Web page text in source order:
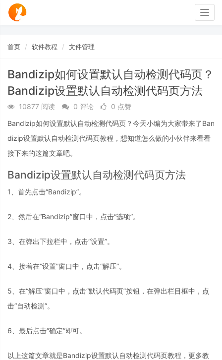
首页 软件教程 文件管理
Bandizip如何设置默认自动检测代码页？
Bandizip设置默认自动检测代码页方法
10877 阅读 0 评论
0 点赞
Bandizip如何设置默认自动检测代码页？今天小编为大家带来了Ban
dizip设置默认自动检测代码页教程，想知道怎么做的小伙伴来看看
接下来的这篇文章吧。
Bandizip设置默认自动检测代码页方法
1、首先点击“Bandizip”。
2、然后在“Bandizip”窗口中，点击“选项”。
3、在弹出下拉栏中，点击“设置”。
4、接着在“设置”窗口中，点击“解压”。
5、在“解压”窗口中，点击“默认代码页”按钮，在弹出栏目框中，点
击“自动检测”。
6、最后点击“确定”即可。
以上这篇文章就是Bandizip设置默认自动检测代码页教程，更多教